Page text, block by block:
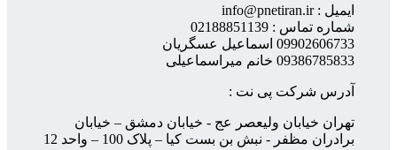
ایمیل : info@pnetiran.ir
شماره تماس : 02188851139
09902606733 اسماعیل عسگریان
09386785833 خانم میراسماعیلی
آدرس شرکت پی نت :
تهران خیابان ولیعصر عج - خیابان دمشق – خیابان
برادران مظفر - نبش بن بست کیا – پلاک 100 – واحد 12